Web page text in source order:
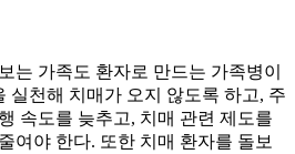
는 가족도 환자로 만드는 가족병이
실천해 치매가 오지 않도록 하고, 주
속도를 늦추고, 치매 관련 제도를
여야 한다. 또한 치매 환자를 돌보